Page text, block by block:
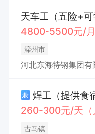
天车工（五险+可
4800-5500元/月
滦州市
河北东海特钢集团有
兼 焊工（提供食
260-300元/天（
古马镇